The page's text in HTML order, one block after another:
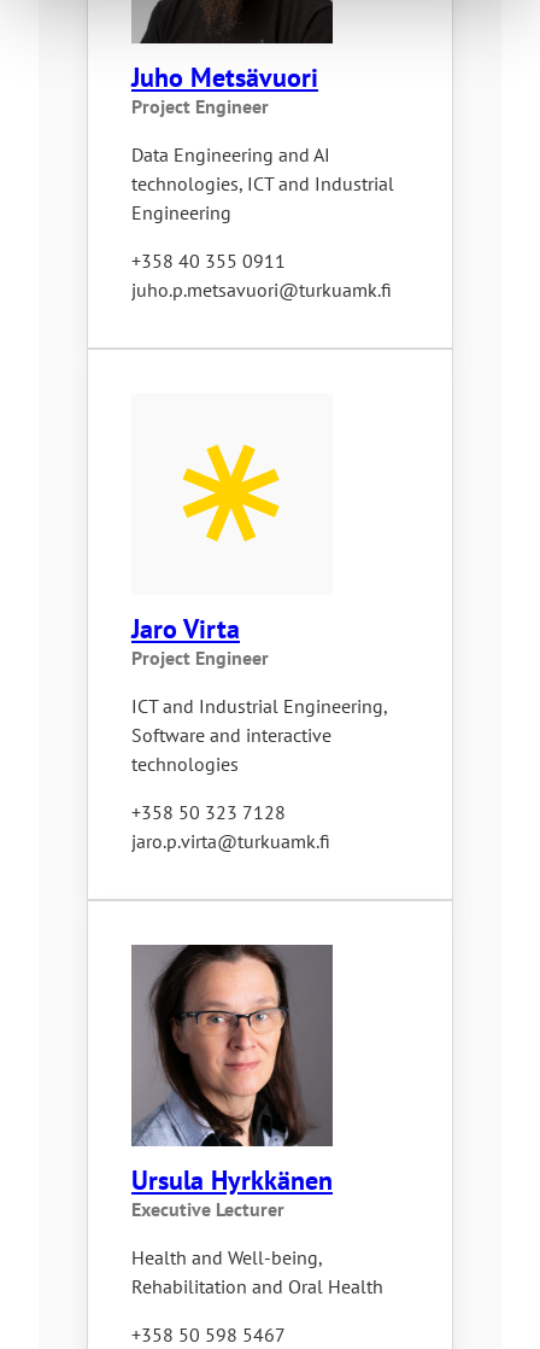
Juho Metsävuori
Project Engineer
Data Engineering and AI
technologies, ICT and Industrial
Engineering
+358 40 355 0911
juho.p.metsavuori@turkuamk.fi
Jaro Virta
Project Engineer
ICT and Industrial Engineering,
Software and interactive
technologies
+358 50 323 7128
jaro.p.virta@turkuamk.fi
Ursula Hyrkkänen
Executive Lecturer
Health and Well-being,
Rehabilitation and Oral Health
+358 50 598 5467